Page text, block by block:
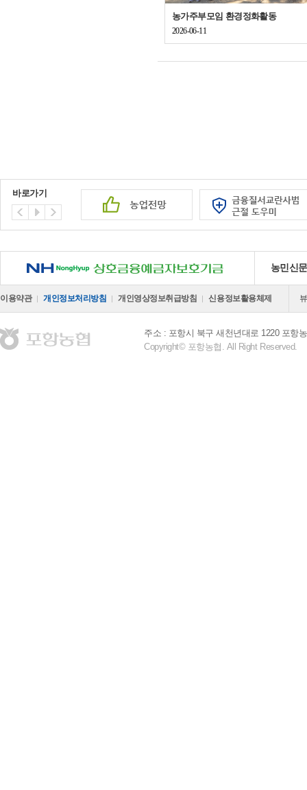
농가주부모임 환경정화활동
2026-06-11
바로가기
NH 상호금융예금자보호기금 농민신
이용약관 개인정보처리방침 개인영상정보취급방침 신용정보활용체제
주소 : 포항시 북구 새천년대로 1220 포항
Copyright© 포항농협. All Right Reserved.